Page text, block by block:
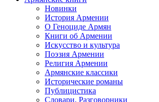
Новинки
История Армении
О Геноциде Армян
Книги об Армении
Иcкусство и культура
Поэзия Армении
Религия Армении
Армянские классики
Исторические романы
Публицистика
Словари. Разговорники